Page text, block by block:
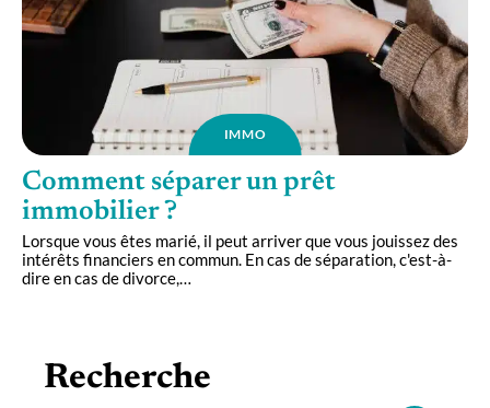
IMMO
Comment séparer un prêt
immobilier ?
Lorsque vous êtes marié, il peut arriver que vous jouissez des
intérêts financiers en commun. En cas de séparation, c'est-à-
dire en cas de divorce,…
Recherche